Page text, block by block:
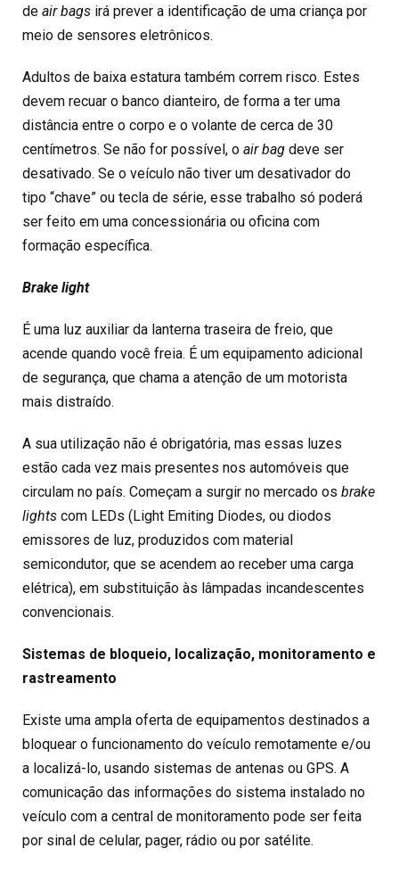
de air bags irá prever a identificação de uma criança por
meio de sensores eletrônicos.
Adultos de baixa estatura também correm risco. Estes
devem recuar o banco dianteiro, de forma a ter uma
distância entre o corpo e o volante de cerca de 30
centímetros. Se não for possível, o air bag deve ser
desativado. Se o veículo não tiver um desativador do
tipo “chave” ou tecla de série, esse trabalho só poderá
ser feito em uma concessionária ou oficina com
formação específica.
Brake light
É uma luz auxiliar da lanterna traseira de freio, que
acende quando você freia. É um equipamento adicional
de segurança, que chama a atenção de um motorista
mais distraído.
A sua utilização não é obrigatória, mas essas luzes
estão cada vez mais presentes nos automóveis que
circulam no país. Começam a surgir no mercado os brake
lights com LEDs (Light Emiting Diodes, ou diodos
emissores de luz, produzidos com material
semicondutor, que se acendem ao receber uma carga
elétrica), em substituição às lâmpadas incandescentes
convencionais.
Sistemas de bloqueio, localização, monitoramento e
rastreamento
Existe uma ampla oferta de equipamentos destinados a
bloquear o funcionamento do veículo remotamente e/ou
a localizá-lo, usando sistemas de antenas ou GPS. A
comunicação das informações do sistema instalado no
veículo com a central de monitoramento pode ser feita
por sinal de celular, pager, rádio ou por satélite.